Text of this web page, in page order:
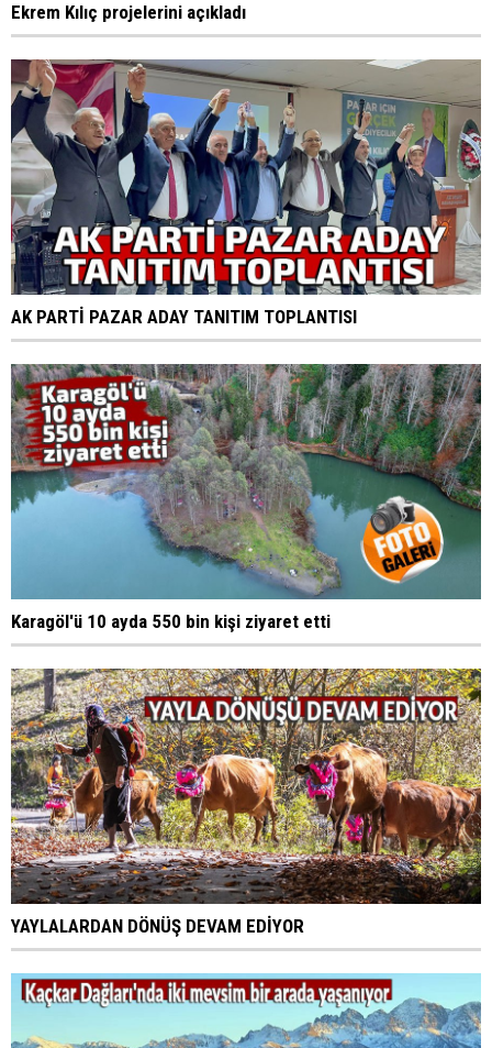
Ekrem Kılıç projelerini açıkladı
AK PARTİ PAZAR ADAY TANITIM TOPLANTISI
Karagöl'ü 10 ayda 550 bin kişi ziyaret etti
YAYLALARDAN DÖNÜŞ DEVAM EDİYOR